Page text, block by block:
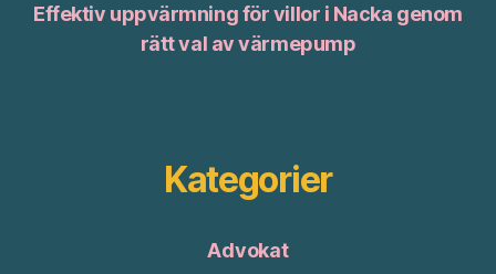
Effektiv uppvärmning för villor i Nacka genom
rätt val av värmepump
Kategorier
Advokat